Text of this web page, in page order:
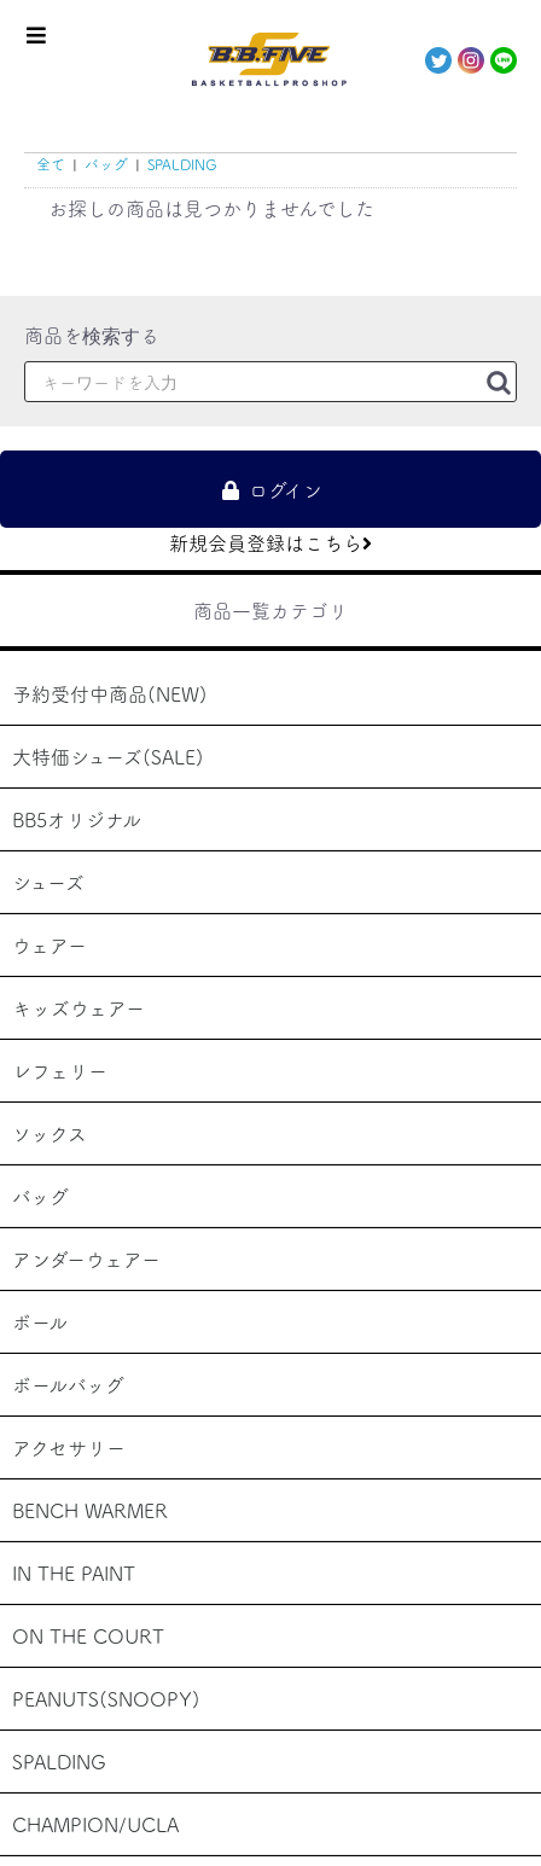
ログイン
新規会員登録はこちら
商品一覧カテゴリ
予約受付中商品(NEW)
大特価シューズ(SALE)
BB5オリジナル
シューズ
ウェアー
キッズウェアー
レフェリー
ソックス
バッグ
アンダーウェアー
ボール
ボールバッグ
アクセサリー
BENCH WARMER
IN THE PAINT
ON THE COURT
PEANUTS(SNOOPY)
SPALDING
CHAMPION/UCLA
全て | バッグ | SPALDING
お探しの商品は見つかりませんでした